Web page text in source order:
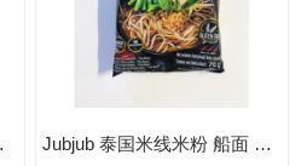
克 Jubjub 泰国米线米粉 船面 70克